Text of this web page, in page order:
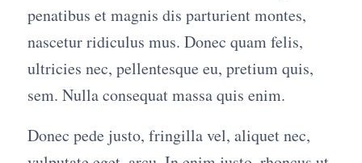
penatibus et magnis dis parturient montes,
nascetur ridiculus mus. Donec quam felis,
ultricies nec, pellentesque eu, pretium quis,
sem. Nulla consequat massa quis enim.
Donec pede justo, fringilla vel, aliquet nec,